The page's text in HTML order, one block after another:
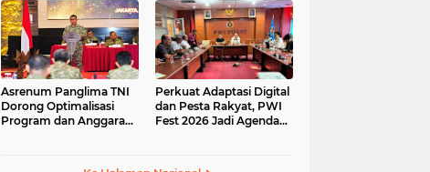
BBM
Asrenum Panglima TNI
Dorong Optimalisasi
Program dan Anggaran
Perkuat Adaptasi Digital
dan Pesta Rakyat, PWI
Fest 2026 Jadi Agenda